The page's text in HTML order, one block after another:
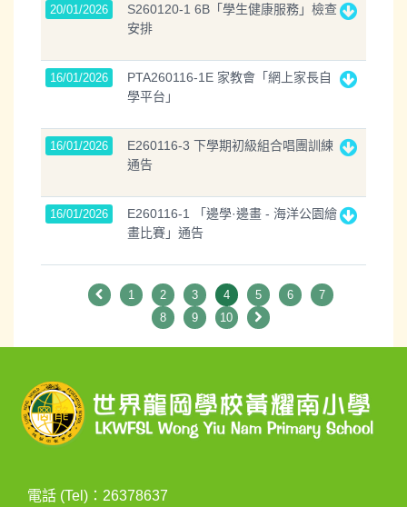
20/01/2026
S260120-1 6B「學生健康服務」檢查
安排
16/01/2026
PTA260116-1E 家教會「網上家長自
學平台」
16/01/2026
E260116-3 下學期初級組合唱團訓練
通告
16/01/2026
E260116-1 「邊學·邊畫 - 海洋公園繪
畫比賽」通告
1 2 3 4 5 6
7
8
9 10
電話 (Tel)：26378637